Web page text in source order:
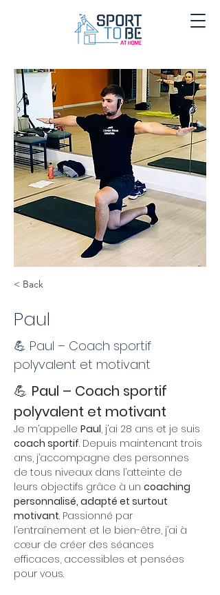
< Back
Paul
💪 Paul – Coach sportif
polyvalent et motivant
💪 Paul – Coach sportif
polyvalent et motivant
Je m’appelle Paul, j’ai 28 ans et je suis
coach sportif. Depuis maintenant trois
ans, j’accompagne des personnes
de tous niveaux dans l’atteinte de
leurs objectifs grâce à un coaching
personnalisé, adapté et surtout
motivant. Passionné par
l’entraînement et le bien-être, j’ai à
cœur de créer des séances
efficaces, accessibles et pensées
pour vous.